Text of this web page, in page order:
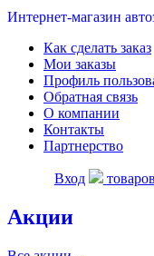
Интернет-магазин
Как сделать заказ
Мои заказы
Профиль
Обратная связь
О компании
Контакты
Партнерство
Вход
Акции